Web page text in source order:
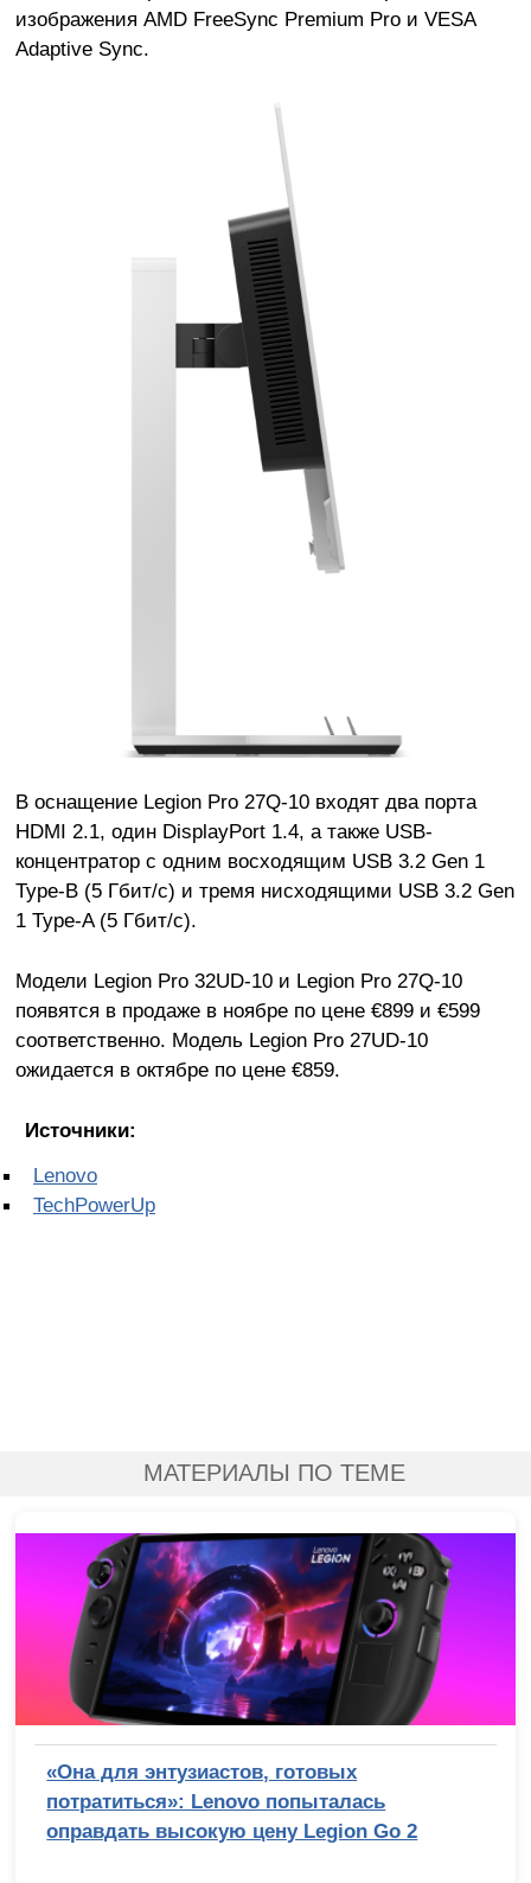
изображения AMD FreeSync Premium Pro и VESA
Adaptive Sync.
В оснащение Legion Pro 27Q-10 входят два порта
HDMI 2.1, один DisplayPort 1.4, а также USB-
концентратор с одним восходящим USB 3.2 Gen 1
Type-B (5 Гбит/с) и тремя нисходящими USB 3.2 Gen
1 Type-A (5 Гбит/с).
Модели Legion Pro 32UD-10 и Legion Pro 27Q-10
появятся в продаже в ноябре по цене €899 и €599
соответственно. Модель Legion Pro 27UD-10
ожидается в октябре по цене €859.
Источники:
Lenovo
TechPowerUp
МАТЕРИАЛЫ ПО ТЕМЕ
«Она для энтузиастов, готовых
потратиться»: Lenovo попыталась
оправдать высокую цену Legion Go 2